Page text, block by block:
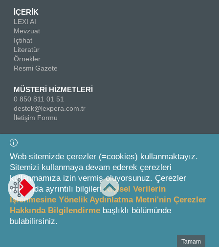
İÇERİK
LEXI AI
Mevzuat
İçtihat
Literatür
Örnekler
Resmi Gazete
MÜSTERİ HİZMETLERİ
0 850 811 01 51
destek@lexpera.com.tr
İletişim Formu
Bizi Takip Edin
© 2026 On İki Levha Yayıncılık A.Ş.
Web sitemizde çerezler (=cookies) kullanmaktayız.
Sitemizi kullanmaya devam ederek çerezleri
kullanmamıza izin vermiş oluyorsunuz. Çerezler
hakkında ayrıntılı bilgileriKişisel Verilerin
İşlenmesine Yönelik Aydınlatma Metni'nin Çerezler
Hakkında Bilgilendirme başlıklı bölümünde
bulabilirsiniz.
Tamam